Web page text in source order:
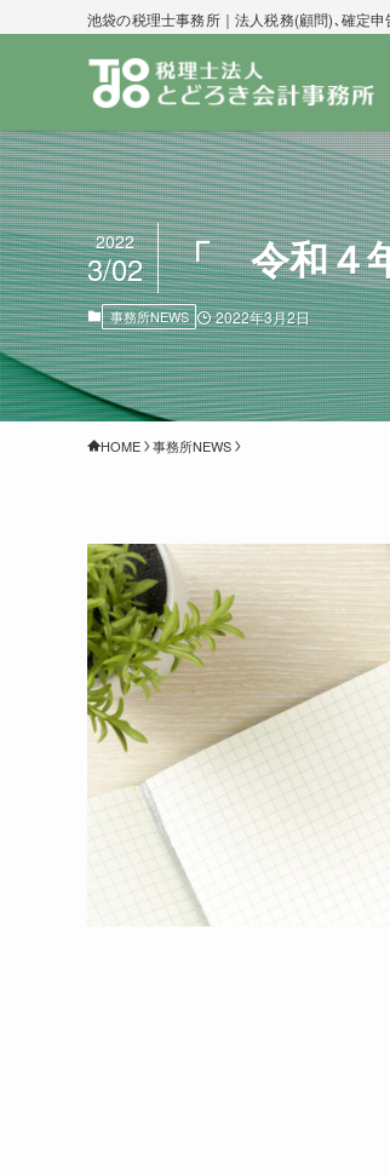
池袋の税理士事務所｜法人税務(顧問)､確定
「 令和４
2022
3/02
事務所NEWS 2022年3月2日
HOME 事務所NEWS